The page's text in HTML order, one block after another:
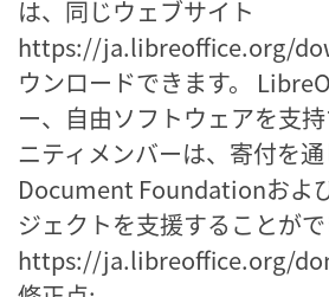
は、同じウェブサイト
https://ja.libreoffice.org/
ウンロードできます。
ー、自由ソフトウェアを支
ニティメンバーは、寄付を
Document Foundationおよ
ジェクトを支援することがで
https://ja.libreoffice.org/